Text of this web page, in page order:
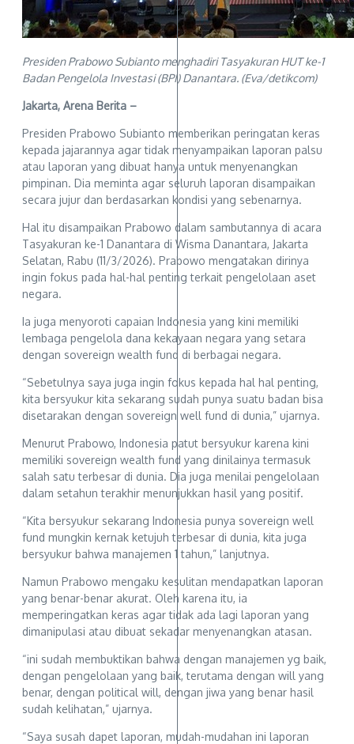
Presiden Prabowo Subianto menghadiri Tasyakuran HUT ke-1
Badan Pengelola Investasi (BPI) Danantara. (Eva/detikcom)
Jakarta, Arena Berita –
Presiden Prabowo Subianto memberikan peringatan keras
kepada jajarannya agar tidak menyampaikan laporan palsu
atau laporan yang dibuat hanya untuk menyenangkan
pimpinan. Dia meminta agar seluruh laporan disampaikan
secara jujur dan berdasarkan kondisi yang sebenarnya.
Hal itu disampaikan Prabowo dalam sambutannya di acara
Tasyakuran ke-1 Danantara di Wisma Danantara, Jakarta
Selatan, Rabu (11/3/2026). Prabowo mengatakan dirinya
ingin fokus pada hal-hal penting terkait pengelolaan aset
negara.
Ia juga menyoroti capaian Indonesia yang kini memiliki
lembaga pengelola dana kekayaan negara yang setara
dengan sovereign wealth fund di berbagai negara.
“Sebetulnya saya juga ingin fokus kepada hal hal penting,
kita bersyukur kita sekarang sudah punya suatu badan bisa
disetarakan dengan sovereign well fund di dunia,” ujarnya.
Menurut Prabowo, Indonesia patut bersyukur karena kini
memiliki sovereign wealth fund yang dinilainya termasuk
salah satu terbesar di dunia. Dia juga menilai pengelolaan
dalam setahun terakhir menunjukkan hasil yang positif.
“Kita bersyukur sekarang Indonesia punya sovereign well
fund mungkin kernak ketujuh terbesar di dunia, kita juga
bersyukur bahwa manajemen 1 tahun,” lanjutnya.
Namun Prabowo mengaku kesulitan mendapatkan laporan
yang benar-benar akurat. Oleh karena itu, ia
memperingatkan keras agar tidak ada lagi laporan yang
dimanipulasi atau dibuat sekadar menyenangkan atasan.
“ini sudah membuktikan bahwa dengan manajemen yg baik,
dengan pengelolaan yang baik, terutama dengan will yang
benar, dengan political will, dengan jiwa yang benar hasil
sudah kelihatan,” ujarnya.
“Saya susah dapet laporan, mudah-mudahan ini laporan